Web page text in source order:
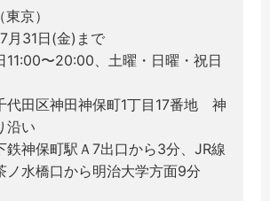
京）
月31日(金)まで
11:00〜20:00、土曜・日曜・祝日
代田区神田神保町1丁目17番地 神
沿い
鉄神保町駅Ａ7出口から3分、JR線
ノ水橋口から明治大学方面9分